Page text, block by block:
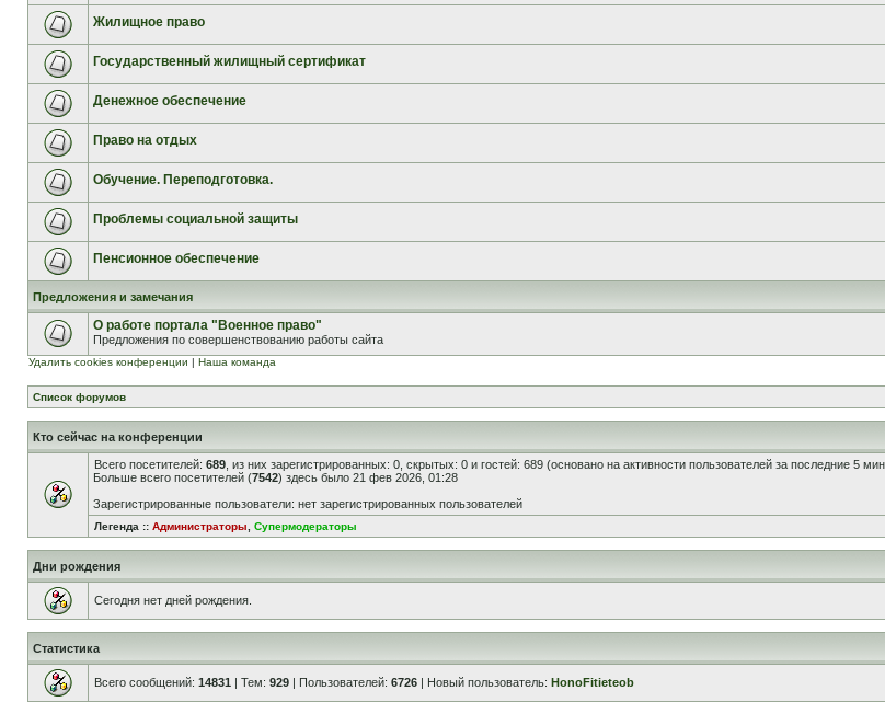
Жилищное право
Государственный жилищный сертификат
Денежное обеспечение
Право на отдых
Обучение. Переподготовка.
Проблемы социальной защиты
Пенсионное обеспечение
Предложения и замечания
О работе портала "Военное право"
Предложения по совершенствованию работы сайта
Удалить cookies конференции | Наша команда
Список форумов
Кто сейчас на конференции
Всего посетителей: 689 , из них зарегистрированных: 0, скрытых: 0 и гостей: 689 (основано на активности пользователей за последние 5
Больше всего посетителей (7542) здесь было 21 фев 2026, 01:28
Зарегистрированные пользователи: нет зарегистрированных пользователей
Легенда :: Администраторы Супермодераторы
Дни рождения
Сегодня нет дней рождения.
Статистика
Всего сообщений: 14831 | Тем: 929 | Пользователей: 6726 | Новый пользователь: HonoFitieteob